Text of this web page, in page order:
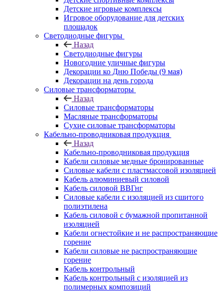
Детские игровые комплексы
Игровое оборудование для детских
площадок
Светодиодные фигуры
Назад
Светодиодные фигуры
Новогодние уличные фигуры
Декорации ко Дню Победы (9 мая)
Декорации на день города
Силовые трансформаторы
Назад
Силовые трансформаторы
Масляные трансформаторы
Сухие силовые трансформаторы
Кабельно-проводниковая продукция
Назад
Кабельно-проводниковая продукция
Кабели силовые медные бронированные
Силовые кабели с пластмассовой изоляцией
Кабель алюминиевый силовой
Кабель силовой ВВГнг
Силовые кабели с изоляцией из сшитого
полиэтилена
Кабель силовой с бумажной пропитанной
изоляцией
Кабели огнестойкие и не распространяющие
горение
Кабели силовые не распространяющие
горение
Кабель контрольный
Кабель контрольный с изоляцией из
полимерных композиций